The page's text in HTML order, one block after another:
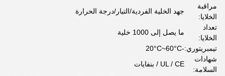
مراقبة
الخلايا:
جهد الخلية الفردية/التيار/درجة الحرارة
تعداد
الخلايا:
ما يصل إلى 1000 خلية
تيمبريتوري:-20°C~60°C
شهادات
السلامة:
UL / CE / بنفايات